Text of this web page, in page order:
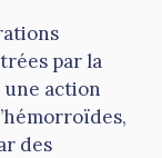
par la
action
des